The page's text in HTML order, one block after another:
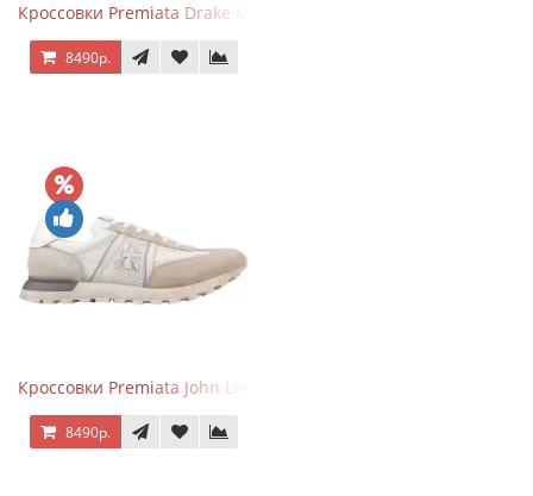
Кроссовки Premiata Drake Multi
8490р.
Кроссовки Premiata John Low Beige
8490р.